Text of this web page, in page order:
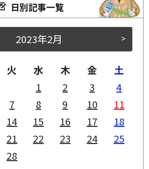
日別記事一覧
>
2023年2月
火 水 木 金
土
1
2 3
4
7 8 9 10
11
14 15 16 17
18
21 22 23 24
25
28